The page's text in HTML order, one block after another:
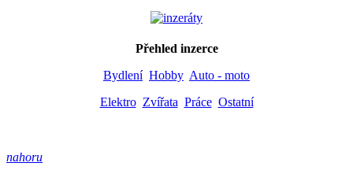
Přehled inzerce
Bydlení Hobby Auto - moto
Elektro Zvířata Práce Ostatní
nahoru